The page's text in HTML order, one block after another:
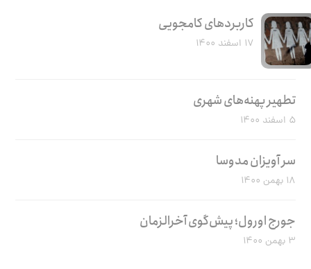
کاربرد‌های کامجویی
۱۷ اسفند ۱۴۰۰
تطهیر پهنه‌های شهری
۵ اسفند ۱۴۰۰
سر آویزان مدوسا
۱۸ بهمن ۱۴۰۰
جورج اورول؛ پیش‌گوی آخرالزمان
۳ بهمن ۱۴۰۰